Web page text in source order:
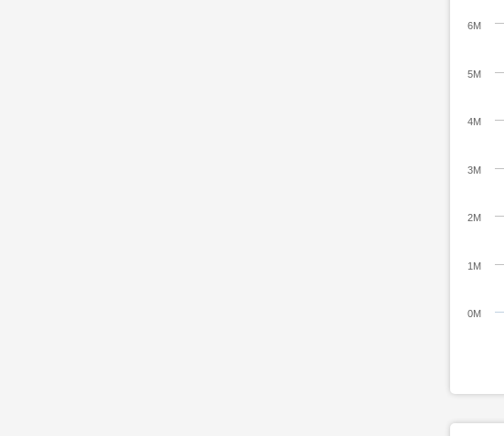
0M
1M
2M
3M
4M
5M
6M